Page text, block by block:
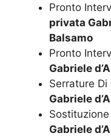
Pronto
privata
Balsamo
Pronto
Gabriele
Serrature Di
Gabriele
Gabriele